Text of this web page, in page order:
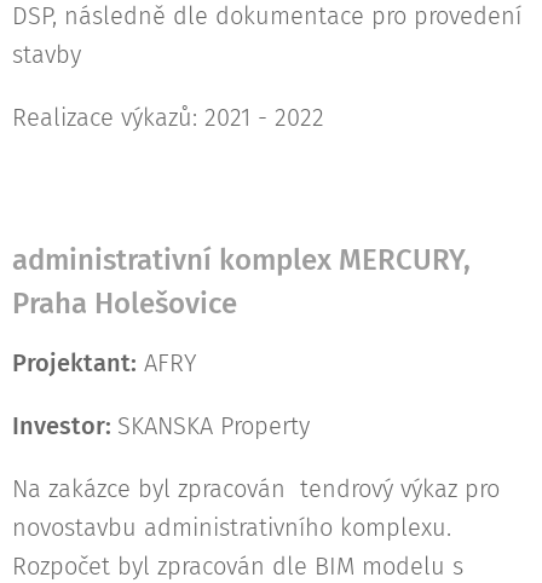
DSP, následně dle dokumentace pro provedení
stavby
Realizace výkazů: 2021 - 2022
administrativní komplex MERCURY,
Praha Holešovice
Projektant: AFRY
Investor: SKANSKA Property
Na zakázce byl zpracován tendrový výkaz pro
novostavbu administrativního komplexu.
Rozpočet byl zpracován dle BIM modelu s